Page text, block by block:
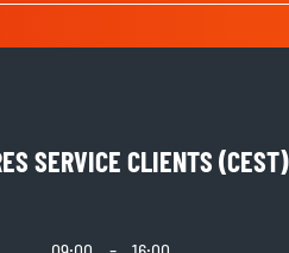
SERVICE CLIENTS (CEST)